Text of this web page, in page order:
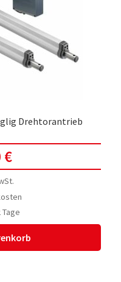
Drehtorantrieb
€
Tage